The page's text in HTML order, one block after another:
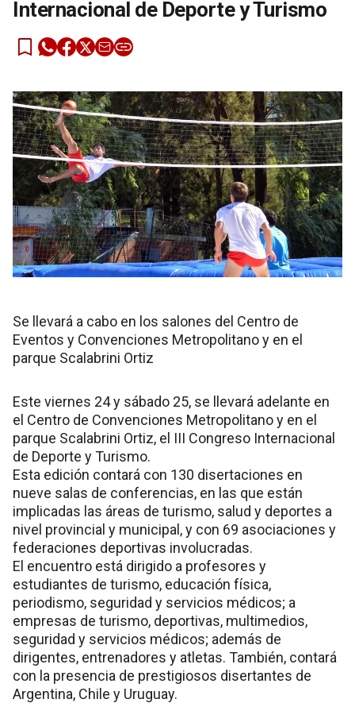
Internacional de Deporte y Turismo
Se llevará a cabo en los salones del Centro de
Eventos y Convenciones Metropolitano y en el
parque Scalabrini Ortiz
Este viernes 24 y sábado 25, se llevará adelante en
el Centro de Convenciones Metropolitano y en el
parque Scalabrini Ortiz, el III Congreso Internacional
de Deporte y Turismo.
Esta edición contará con 130 disertaciones en
nueve salas de conferencias, en las que están
implicadas las áreas de turismo, salud y deportes a
nivel provincial y municipal, y con 69 asociaciones y
federaciones deportivas involucradas.
El encuentro está dirigido a profesores y
estudiantes de turismo, educación física,
periodismo, seguridad y servicios médicos; a
empresas de turismo, deportivas, multimedios,
seguridad y servicios médicos; además de
dirigentes, entrenadores y atletas. También, contará
con la presencia de prestigiosos disertantes de
Argentina, Chile y Uruguay.